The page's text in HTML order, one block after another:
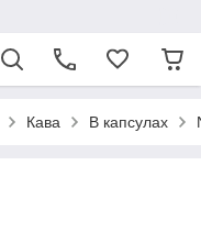
Кава В капсулах